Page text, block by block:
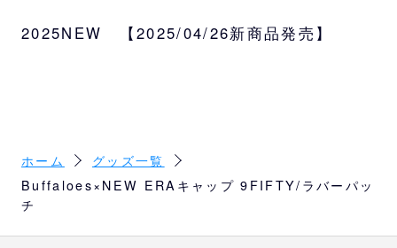
ーパッチ。
素材
本体・つば部分：ポリエステル100%
つば裏部分：綿100%
2025NEW 【2025/04/26新商品発売】
ホーム
グッズ一覧
Buffaloes×NEW ERAキャップ 9FIFTY/ラバーパッ
チ